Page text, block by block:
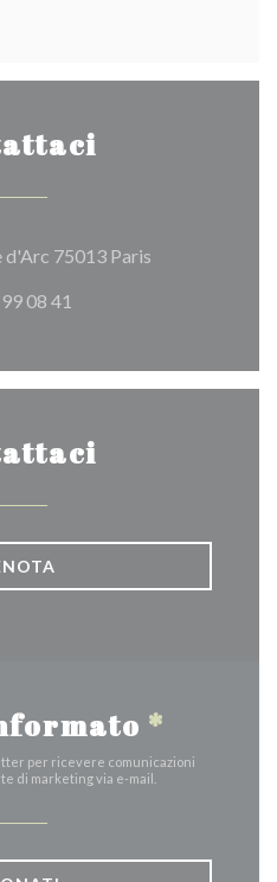
d'Arc 75013 Paris((apre una
08 41
*
per ricevere comunicazioni
di marketing via e-mail.